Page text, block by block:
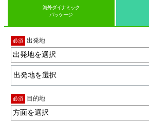
海外ダイナミック
パッケージ
必須 出発地
出発地を選択
必須 目的地
方面を選択